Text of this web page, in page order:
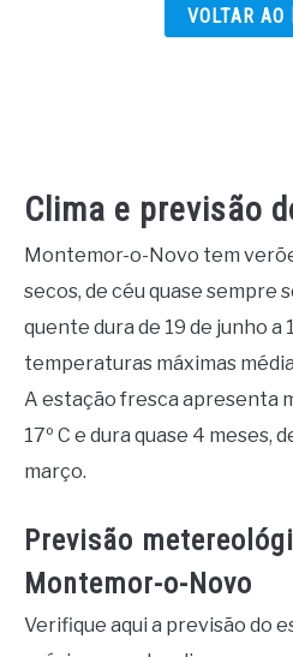
VOLTAR AO
Clima e previsão
Montemor-o-Novo tem
secos, de céu quase sempre
quente dura de 19 de junho a
temperaturas máximas
A estação fresca apresenta
17º C e dura quase 4 meses,
março.
Previsão
Montemor-o-Novo
Verifique aqui a previsão do